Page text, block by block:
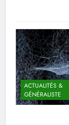
ACTUALITÉS &
GÉNÉRALISTE